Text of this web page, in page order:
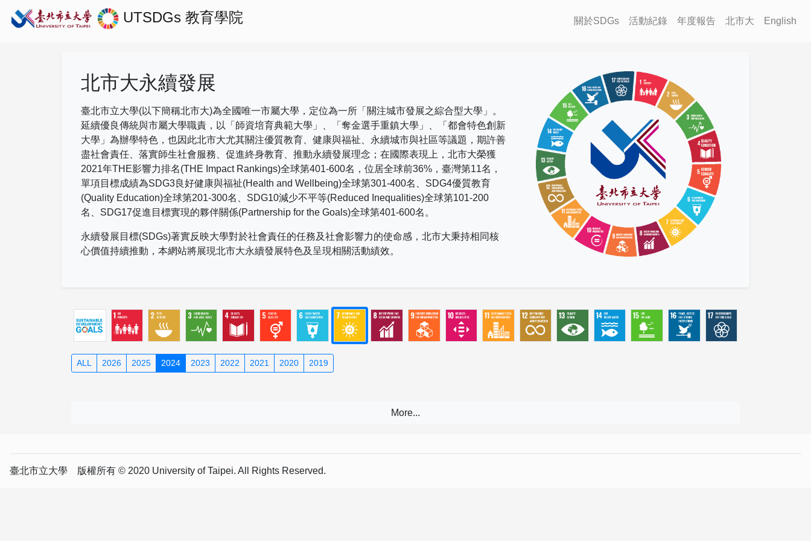
UTSDGs 教育學院 關於SDGs 活動紀錄 年度報告 北市大 English
北市大永續發展
臺北市立大學(以下簡稱北市大)為全國唯一市屬大學，定位為一所「關注城市發展之綜合型大學」。
延續優良傳統與市屬大學職責，以「師資培育典範大學」、「奪金選手重鎮大學」、「都會特色創新
大學」為辦學特色，也因此北市大尤其關注優質教育、健康與福祉、永續城市與社區等議題，期許善
盡社會責任、落實師生社會服務、促進終身教育、推動永續發展理念；在國際表現上， 北市大榮獲
2021年THE影響力排名(THE Impact Rankings)全球第401-600名，位居全球前36% ，臺灣第11名，
單項目標成績為SDG3良好健康與福祉(Health and Wellbeing)全球第301-400名、 SDG4優質教育
(Quality Education)全球第201-300名、 SDG10減少不平等(Reduced Inequalities)全球第101-200
名、 SDG17促進目標實現的夥伴關係(Partnership for the Goals)全球第401-600名。
永續發展目標(SDGs)著實反映大學對於社會責任的任務及社會影響力的使命感，北市大秉持相同核
心價值持續推動，本網站將展現北市大永續發展特色及呈現相關活動績效。
ALL 2026 2025 2024 2023 2022 2021 2020 2019
臺北市立大學 版權所有 © 2020 University of Taipei. All Rights Reserved.